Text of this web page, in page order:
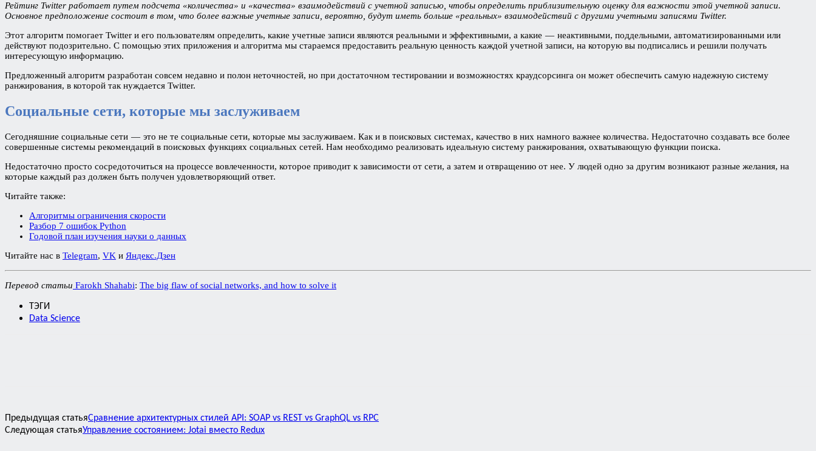
Рейтинг Twitter работает путем подсчета «количества» и «качества» взаимодействий с учетной записью, чтобы определить приблизительную оценку для важности этой учетной записи.
Основное предположение состоит в том, что более важные учетные записи, вероятно, будут иметь больше «реальных» взаимодействий с другими учетными записями Twitter.
Этот алгоритм помогает Twitter и его пользователям определить, какие учетные записи являются реальными и эффективными, а какие — неактивными, поддельными, автоматизированными или
действуют подозрительно. С помощью этих приложения и алгоритма мы стараемся предоставить реальную ценность каждой учетной записи, на которую вы подписались и решили получать
интересующую информацию.
Предложенный алгоритм разработан совсем недавно и полон неточностей, но при достаточном тестировании и возможностях краудсорсинга он может обеспечить самую надежную систему
ранжирования, в которой так нуждается Twitter.
Социальные сети, которые мы заслуживаем
Сегодняшние социальные сети — это не те социальные сети, которые мы заслуживаем. Как и в поисковых системах, качество в них намного важнее количества. Недостаточно создавать все более
совершенные системы рекомендаций в поисковых функциях социальных сетей. Нам необходимо реализовать идеальную систему ранжирования, охватывающую функции поиска.
Недостаточно просто сосредоточиться на процессе вовлеченности, которое приводит к зависимости от сети, а затем и отвращению от нее. У людей одно за другим возникают разные желания, на
которые каждый раз должен быть получен удовлетворяющий ответ.
Читайте также:
Алгоритмы ограничения скорости
Разбор 7 ошибок Python
Годовой план изучения науки о данных
Читайте нас в Telegram, VK и Яндекс.Дзен
Перевод статьи Farokh Shahabi: The big flaw of social networks, and how to solve it
ТЭГИ
Data Science
Предыдущая статьяСравнение архитектурных стилей API: SOAP vs REST vs GraphQL vs RPC
Следующая статьяУправление состоянием: Jotai вместо Redux